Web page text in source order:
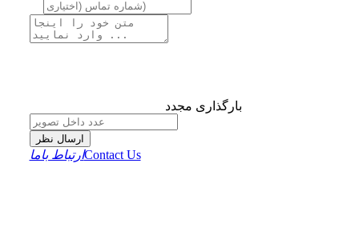
بارگذاری مجدد
ارسال نظر
ارتباط باماContact Us